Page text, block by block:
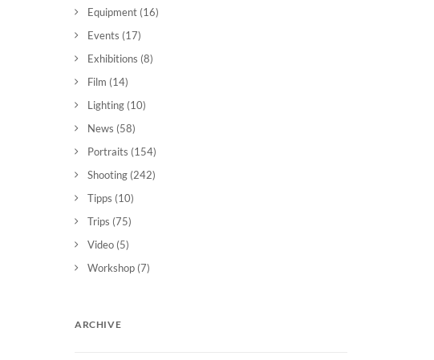
Equipment (16)
Events (17)
Exhibitions (8)
Film (14)
Lighting (10)
News (58)
Portraits (154)
Shooting (242)
Tipps (10)
Trips (75)
Video (5)
Workshop (7)
ARCHIVE